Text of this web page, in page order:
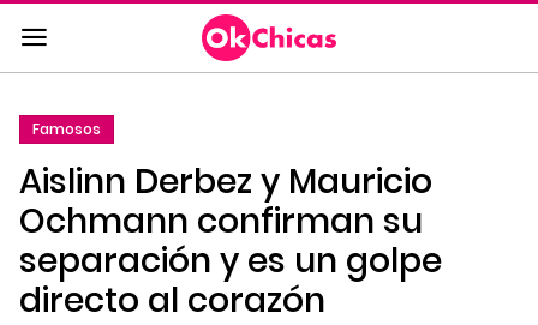
Saltar
al
contenido
a
la
navegación
principal
Famosos
Aislinn Derbez y Mauricio
Ochmann confirman su
separación y es un golpe
directo al corazón